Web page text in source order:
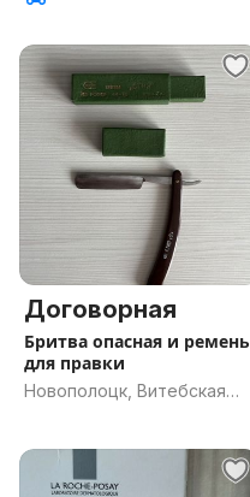
Договорная
Бритва опасная и ремень
для правки
Новополоцк, Витебская